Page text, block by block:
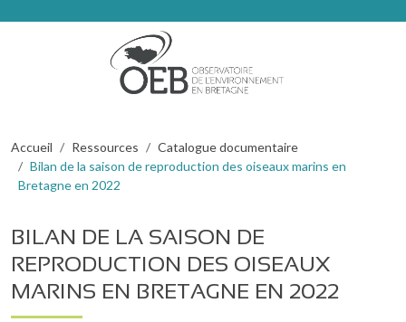
Fil d'Ariane
Accueil Ressources
Catalogue documentaire
Bilan de la saison de reproduction des oiseaux marins en
Bretagne en 2022
BILAN DE LA SAISON DE
REPRODUCTION DES OISEAUX
MARINS EN BRETAGNE EN 2022